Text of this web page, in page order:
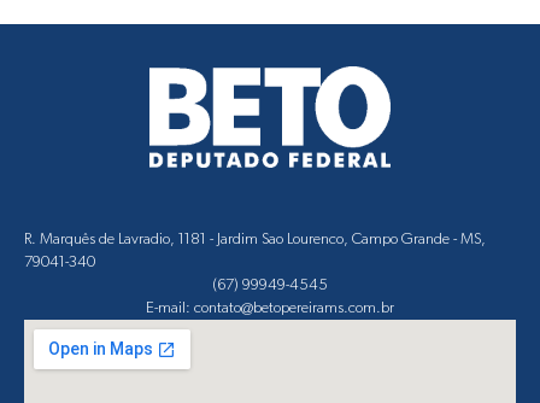
R. Marquês de Lavradio, 1181 - Jardim Sao Lourenco, Campo Grande - MS,
79041-340
(67) 99949-4545
E-mail: contato@betopereirams.com.br